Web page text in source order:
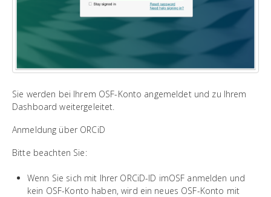
Sie werden bei Ihrem OSF-Konto angemeldet und zu Ihrem
Dashboard weitergeleitet.
Anmeldung über ORCiD
Bitte beachten Sie:
Wenn Sie sich mit Ihrer ORCiD-ID imOSF anmelden und
kein OSF-Konto haben, wird ein neues OSF-Konto mit